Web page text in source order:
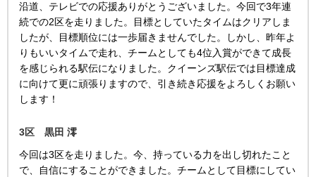
沿道、テレビでの応援ありがとうございました。今回で3年連
続での2区を走りました。目標としていたタイムはクリアしま
したが、目標順位には一歩届きませんでした。しかし、昨年よ
りもいいタイムで走れ、チームとしても4位入賞ができて成長
を感じられる駅伝になりました。クイーンズ駅伝では目標達成
に向けて更に頑張りますので、引き続き応援をよろしくお願い
します！
3区 黒田 澪
今回は3区を走りました。今、持っている力を出し切れたこと
で、自信にすることができました。チームとして目標にしてい